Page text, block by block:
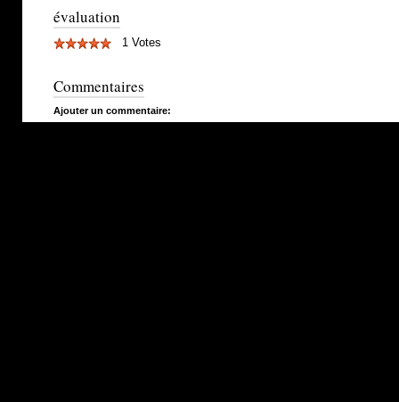
évaluation
1 Votes
Commentaires
Ajouter un commentaire: